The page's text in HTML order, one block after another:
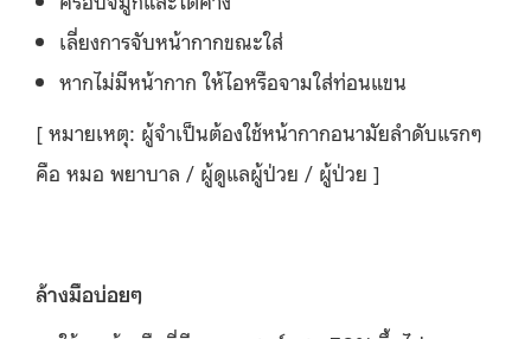
เลี่ยงการจับหน้ากากขณะใส่
หากไม่มีหน้ากาก ให้ไอหรือจามใส่ท่อนแขน
[ หมายเหตุ: ผู้จำเป็นต้องใช้หน้ากากอนามัยลำดับแรกๆ
คือ หมอ พยาบาล / ผู้ดูแลผู้ป่วย / ผู้ป่วย ]
ล้างมือบ่อยๆ